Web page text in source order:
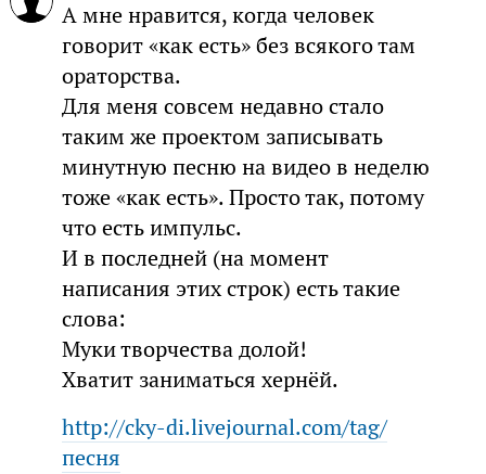
А мне нравится, когда человек
говорит «как есть» без всякого там
ораторства.
Для меня совсем недавно стало
таким же проектом записывать
минутную песню на видео в неделю
тоже «как есть». Просто так, потому
что есть импульс.
И в последней (на момент
написания этих строк) есть такие
слова:
Муки творчества долой!
Хватит заниматься хернёй.
http://cky-di.livejournal.com/tag/
песня